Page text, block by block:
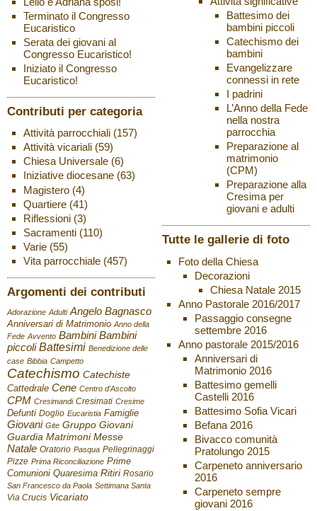
Terminato il Congresso
Eucaristico
Serata dei giovani al
Congresso Eucaristico!
Iniziato il Congresso
Eucaristico!
Contributi per categoria
Attività parrocchiali(157)
Attività vicariali(59)
Chiesa Universale(6)
Iniziative diocesane(63)
Magistero(4)
Quartiere(41)
Riflessioni(3)
Sacramenti(110)
Varie(55)
Vita parrocchiale(457)
Argomenti dei contributi
Adorazione Adulti Angelo Bagnasco
Anniversari di Matrimonio Anno della
Fede Avvento Bambini Bambini
piccoli Battesimi Benedizione delle
case Bibbia Campetto
Catechismo Catechiste
Cattedrale Cene Centro d'Ascolto
CPM Cresimandi Cresimati Cresime
Defunti Doglio Eucaristia Famiglie
Giovani Gite Gruppo Giovani
Guardia Matrimoni Messe
Natale Oratorio Pasqua Pellegrinaggi
Pizze Prima Riconciliazione Prime
Comunioni Quaresima Ritiri Rosario
San Francesco da Paola Settimana Santa
Via Crucis Vicariato
Battesimo dei
bambini piccoli
Catechismo dei
bambini
Evangelizzare
connessi in rete
I padrini
L’Anno della Fede
nella nostra
parrocchia
Preparazione al
matrimonio
(CPM)
Preparazione alla
Cresima per
giovani e adulti
Tutte le gallerie di foto
Foto della Chiesa
Decorazioni
Chiesa Natale 2015
Anno Pastorale 2016/2017
Passaggio consegne
settembre 2016
Anno pastorale 2015/2016
Anniversari di
Matrimonio 2016
Battesimo gemelli
Castelli 2016
Battesimo Sofia Vicari
Befana 2016
Bivacco comunità
Pratolungo 2015
Carpeneto anniversario
2016
Carpeneto sempre
giovani 2016